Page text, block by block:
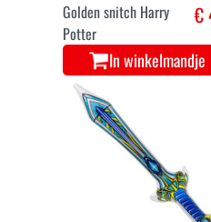
Golden snitch Harry
Potter
€
In winkelmandje